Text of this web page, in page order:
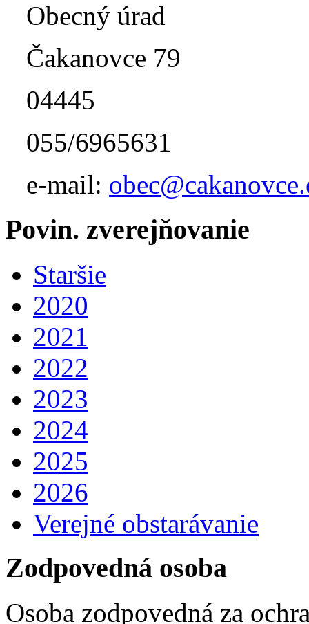
Obecný úrad
Čakanovce 79
04445
055/6965631
e-mail:
Povin. zverejňovanie
Staršie
2020
2021
2022
2023
2024
2025
2026
Verejné obstarávanie
Zodpovedná osoba
Osoba zodpovedná za